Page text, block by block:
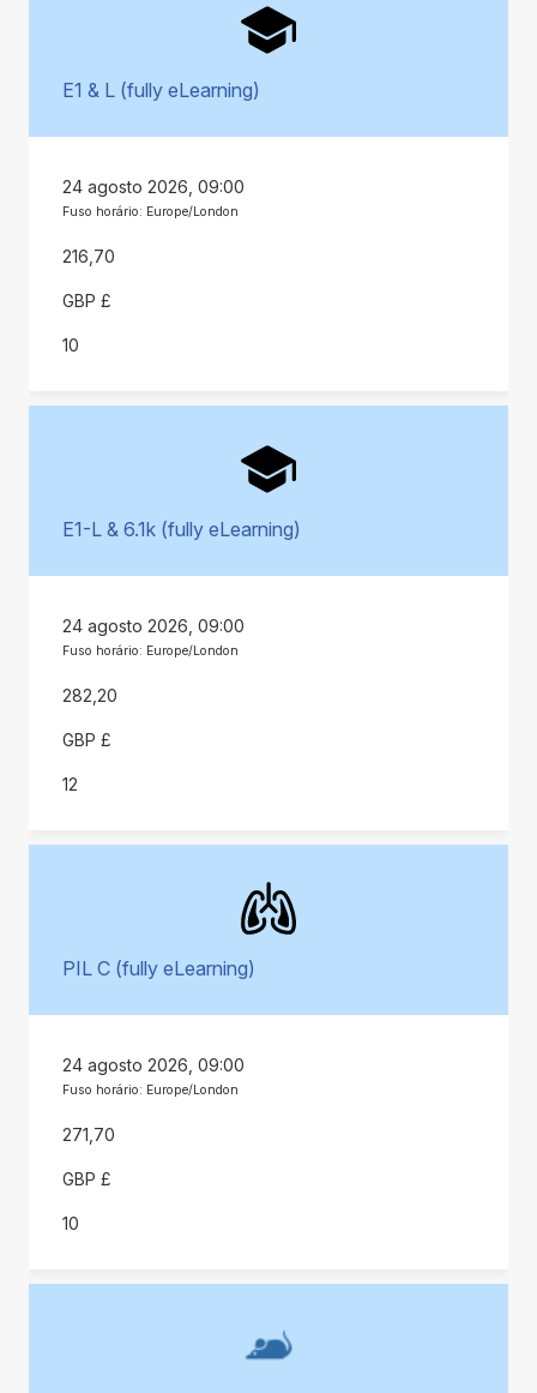
E1 & L (fully eLearning)
24 agosto 2026, 09:00
Fuso horário: Europe/London
216,70
GBP £
10
E1-L & 6.1k (fully eLearning)
24 agosto 2026, 09:00
Fuso horário: Europe/London
282,20
GBP £
12
PIL C (fully eLearning)
24 agosto 2026, 09:00
Fuso horário: Europe/London
271,70
GBP £
10